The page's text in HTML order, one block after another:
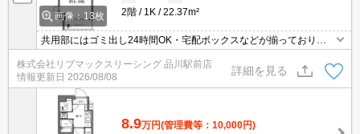
画像：13枚
2階
1K 22.37m²
共用部にはゴミ出し24時間OK・宅配ボックスなどが揃っておりま
す。収納はシューズボックス・クロゼットなど豊富なので、衣類や
履き物の整理がしやすく便利です。室内設備は浴室乾燥機・洗面化
粧台などが揃っているので、快適に過ごしやすいお部屋になりま
す。間取りが1Kでよく自炊をする方にも嬉しい物件です。
株式会社リブマックスリーシング 品川駅前店
情報更新日 2026/08/08
詳細を見る
8.9万円(管理費等：10,000円)